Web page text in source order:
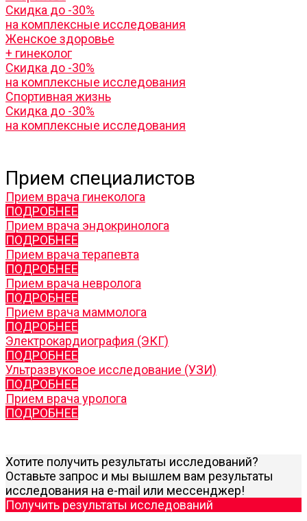
Скидка до -30%
на комплексные исследования
Женское здоровье
+ гинеколог
Скидка до -30%
на комплексные исследования
Спортивная жизнь
Скидка до -30%
на комплексные исследования
Прием специалистов
Прием врача гинеколога
ПОДРОБНЕЕ
Прием врача эндокринолога
ПОДРОБНЕЕ
Прием врача терапевта
ПОДРОБНЕЕ
Прием врача невролога
ПОДРОБНЕЕ
Прием врача маммолога
ПОДРОБНЕЕ
Электрокардиография (ЭКГ)
ПОДРОБНЕЕ
Ультразвуковое исследование (УЗИ)
ПОДРОБНЕЕ
Прием врача уролога
ПОДРОБНЕЕ
Хотите получить результаты исследований?
Оставьте запрос и мы вышлем вам результаты
исследования на e-mail или мессенджер!
Получить результаты исследований